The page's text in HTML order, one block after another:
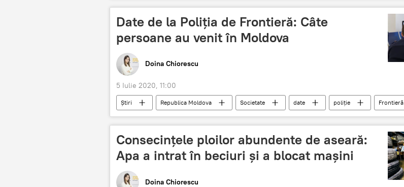
Date de la Poliția de Frontieră: Câte
persoane au venit în Moldova
Doina Chiorescu
5 Iulie 2020, 11:00
Știri Republica Moldova Societate date poliție Frontieră
Consecințele ploilor abundente de aseară:
Apa a intrat în beciuri și a blocat mașini
Doina Chiorescu